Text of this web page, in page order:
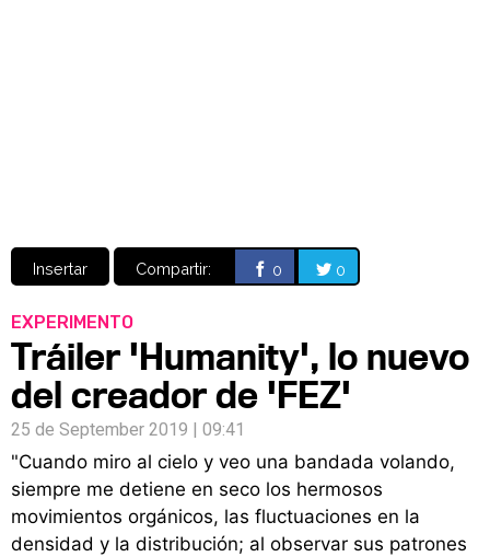
Insertar Compartir: 0 0
EXPERIMENTO
Tráiler 'Humanity', lo nuevo
del creador de 'FEZ'
25 de September 2019 | 09:41
"Cuando miro al cielo y veo una bandada volando,
siempre me detiene en seco los hermosos
movimientos orgánicos, las fluctuaciones en la
densidad y la distribución; al observar sus patrones